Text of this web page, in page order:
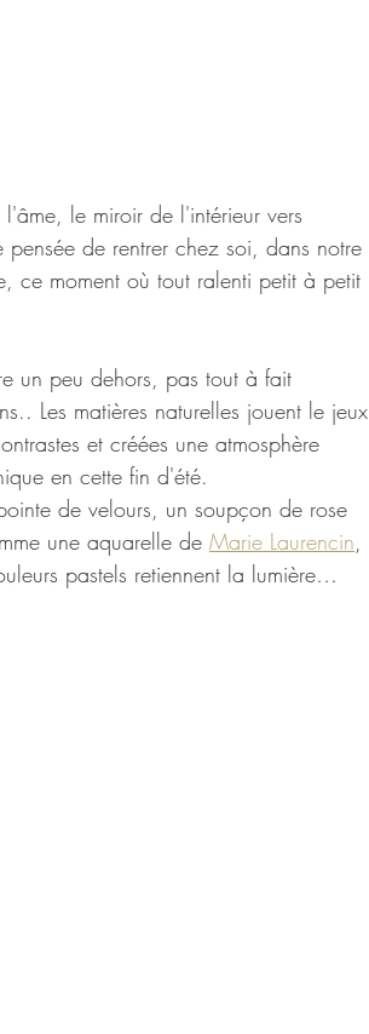
le miroir de l'intérieur vers
de rentrer chez soi, dans notre
ce moment où tout ralenti petit à petit
un peu dehors, pas tout à fait
Les matières naturelles jouent le jeux
et créées une atmosphère
en cette fin d'été.
de velours, un soupçon de rose
une aquarelle de Marie Laurencin,
pastels retiennent la lumière…